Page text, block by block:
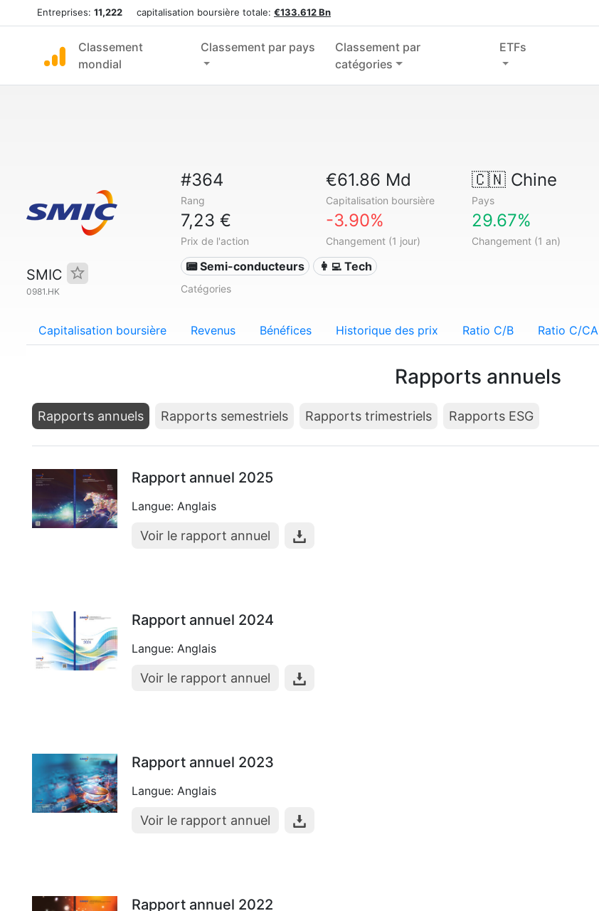
Entreprises: 11,222 capitalisation boursière totale: €133.612 Bn
Classement
mondial
Classement par pays
Classement par
catégories
ETFs
SMIC
0981.HK
#364
Rang
€61.86 Md
Capitalisation boursière
🇨🇳Chine
Pays
7,23 €
Prix de l'action
-3.90%
Changement (1 jour)
29.67%
Changement (1 an)
📟 Semi-conducteurs 👩‍💻 Tech
Catégories
Capitalisation boursière Revenus Bénéfices Historique des prix Ratio C/B Ratio C/CA
Rapports annuels
Rapports annuels Rapports semestriels Rapports trimestriels Rapports ESG
Rapport annuel 2025
Langue: Anglais
Voir le rapport annuel
Rapport annuel 2024
Langue: Anglais
Voir le rapport annuel
Rapport annuel 2023
Langue: Anglais
Voir le rapport annuel
Rapport annuel 2022